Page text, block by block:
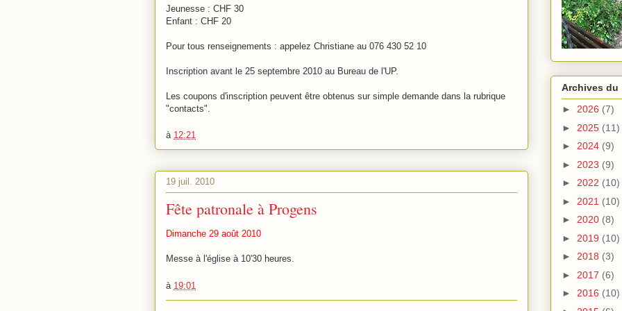
Jeunesse : CHF 30
Enfant : CHF 20
Pour tous renseignements : appelez Christiane au 076 430 52 10
Inscription avant le 25 septembre 2010 au Bureau de l'UP.
Les coupons d'inscription peuvent être obtenus sur simple demande dans la rubrique
"contacts".
à 12:21
19 juil. 2010
Fête patronale à Progens
Dimanche 29 août 2010
Messe à l'église à 10'30 heures.
à 19:01
Archives du
► 2026 (7)
► 2025 (11)
► 2024 (9)
► 2023 (9)
► 2022 (10)
► 2021 (10)
► 2020 (8)
► 2019 (10)
► 2018 (3)
► 2017 (6)
► 2016 (10)